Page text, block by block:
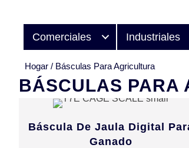
Comerciales Industriales
Hogar / Básculas Para Agricultura
BÁSCULAS PARA
Báscula De Jaula Digital
Ganado